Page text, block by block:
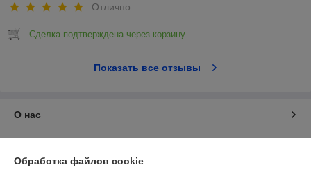
Отлично
Сделка подтверждена через корзину
Показать все отзывы
О нас
Обработка файлов cookie